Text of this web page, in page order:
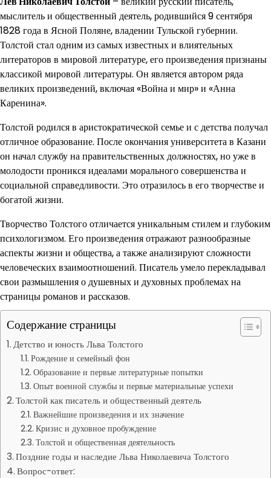
мыслитель и общественный деятель, родившийся 9 сентября
1828 года в Ясной Поляне, владении Тульской губернии.
Толстой стал одним из самых известных и влиятельных
литераторов в мировой литературе, его произведения признаны
классикой мировой литературы. Он является автором ряда
великих произведений, включая «Война и мир» и «Анна
Каренина».
Толстой родился в аристократической семье и с детства получал
отличное образование. После окончания университета в Казани
он начал службу на правительственных должностях, но уже в
молодости проникся идеалами морального совершенства и
социальной справедливости. Это отразилось в его творчестве и
богатой жизни.
Творчество Толстого отличается уникальным стилем и глубоким
психологизмом. Его произведения отражают разнообразные
аспекты жизни и общества, а также анализируют сложности
человеческих взаимоотношений. Писатель умело перекладывал
свои размышления о душевных и духовных проблемах на
страницы романов и рассказов.
Содержание страницы
Детство и юность Льва Толстого
Рождение и семейный фон
Образование и первые литературные попытки
Опыт военной службы и первые материальные успехи
Толстой как писатель и общественный деятель
Важнейшие произведения и их значение
Кризис и духовное пробуждение
Толстой и общественная деятельность
Поздние годы и наследие Льва Николаевича Толстого
Вопрос-ответ: